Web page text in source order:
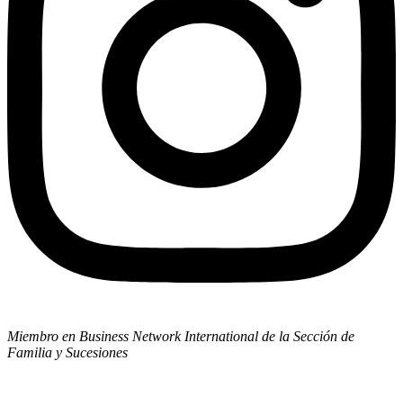
Miembro en Business Network International de la Sección de
Familia y Sucesiones